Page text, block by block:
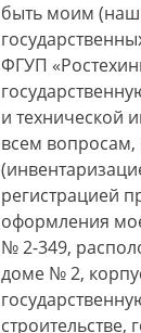
быть моим
ФГУП
и технической
всем вопросам,
регистрацией
оформления
№ 2-349,
доме № 2,
строительстве,